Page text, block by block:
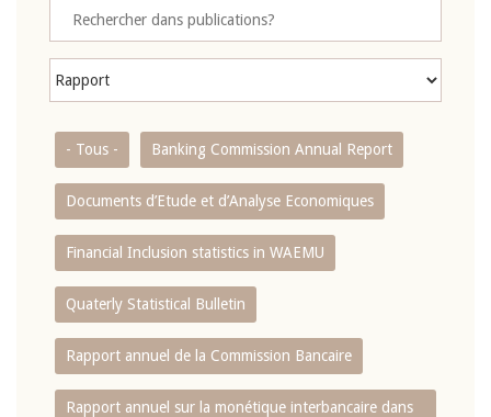
- Tous - Banking Commission Annual Report
Documents d’Etude et d’Analyse Economiques
Financial Inclusion statistics in WAEMU
Quaterly Statistical Bulletin
Rapport annuel de la Commission Bancaire
Rapport annuel sur la monétique interbancaire dans